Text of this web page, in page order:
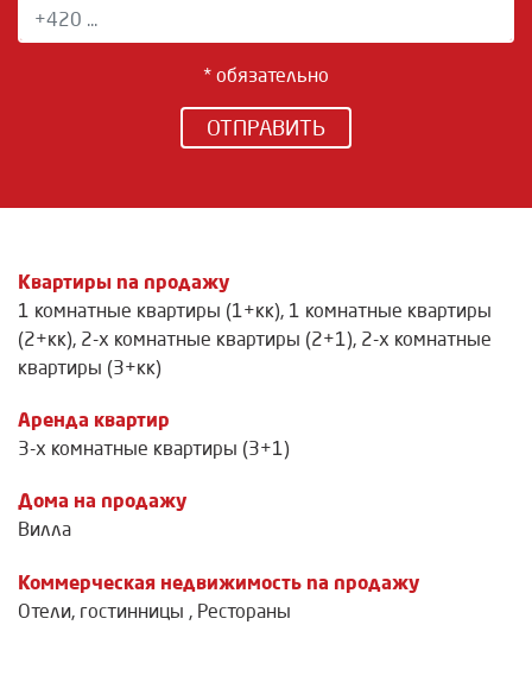
* обязательно
ОТПРАВИТЬ
Квартиры na продажу
1 комнатные квартиры (1+кк), 1 комнатные квартиры
(2+кк), 2-х комнатные квартиры (2+1), 2-х комнатные
квартиры (3+кк)
Аренда квартир
3-х комнатные квартиры (3+1)
Дома на продажу
Вилла
Коммерческая недвижимость na продажу
Отели, гостинницы , Рестораны